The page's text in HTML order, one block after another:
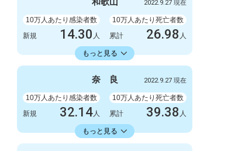
999人
新規
1人
累計 1003778人 累計 2845人
2022.9.27 現在
10万人あたり感染者数
新規
14.30 人
10万人あたり死亡者数
累計
26.98 人
もっと見る
14336.11人
感染者数
132人
死亡者数
新規
1人
累計
132327人 累計 249人
奈 良 2022.9.27 現在
10万人あたり感染者数
新規
32.14人
10万人あたり死亡者数
累計
39.38 人
もっと見る
16582.30人
感染者数
死亡者数